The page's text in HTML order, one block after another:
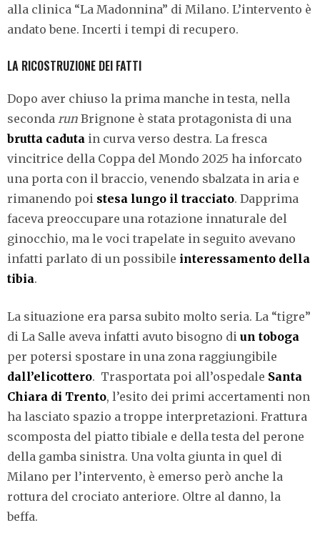
alla clinica “La Madonnina” di Milano. L’intervento è
andato bene. Incerti i tempi di recupero.
LA RICOSTRUZIONE DEI FATTI
Dopo aver chiuso la prima manche in testa, nella
seconda run Brignone è stata protagonista di una
brutta caduta in curva verso destra. La fresca
vincitrice della Coppa del Mondo 2025 ha inforcato
una porta con il braccio, venendo sbalzata in aria e
rimanendo poi stesa lungo il tracciato. Dapprima
faceva preoccupare una rotazione innaturale del
ginocchio, ma le voci trapelate in seguito avevano
infatti parlato di un possibile interessamento della
tibia.
La situazione era parsa subito molto seria. La “tigre”
di La Salle aveva infatti avuto bisogno di un toboga
per potersi spostare in una zona raggiungibile
dall’elicottero. Trasportata poi all’ospedale Santa
Chiara di Trento, l’esito dei primi accertamenti non
ha lasciato spazio a troppe interpretazioni. Frattura
scomposta del piatto tibiale e della testa del perone
della gamba sinistra. Una volta giunta in quel di
Milano per l’intervento, è emerso però anche la
rottura del crociato anteriore. Oltre al danno, la
beffa.